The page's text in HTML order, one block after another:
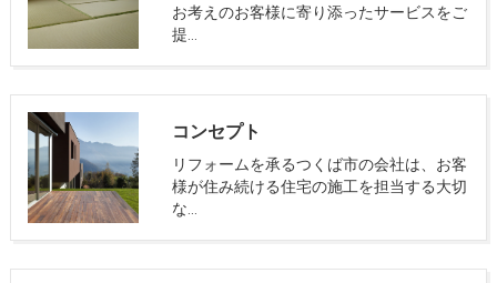
お考えのお客様に寄り添ったサービスをご
提…
コンセプト
リフォームを承るつくば市の会社は、お客
様が住み続ける住宅の施工を担当する大切
な…